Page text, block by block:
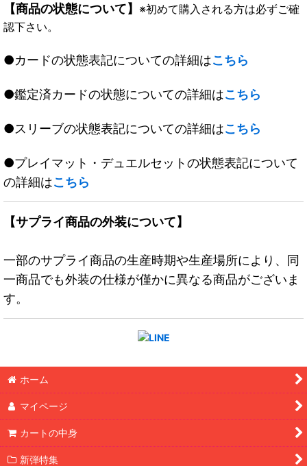
【商品の状態について】 ※初めて購入される方は必ずご確
認下さい。
●カードの状態表記についての詳細はこちら
●鑑定済カードの状態についての詳細はこちら
●スリーブの状態表記についての詳細はこちら
●プレイマット・デュエルセットの状態表記について
の詳細はこちら
【サプライ商品の外装について】
一部のサプライ商品の生産時期や生産場所により、同
一商品でも外装の仕様が僅かに異なる商品がございま
す。
ホーム
マイページ
カートの中身
新弾特集